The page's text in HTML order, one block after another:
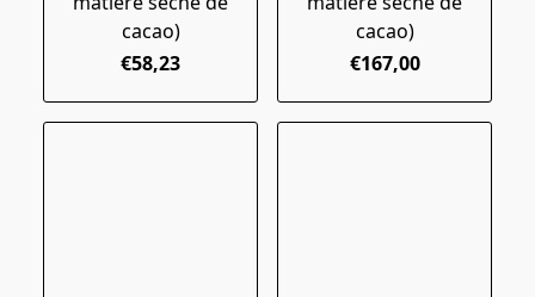
cacao)
€58,23
cacao)
€167,00